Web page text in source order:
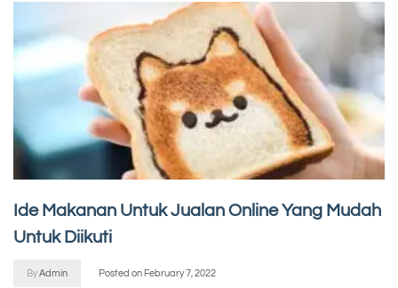
Ide Makanan Untuk Jualan Online Yang Mudah
Untuk Diikuti
ByAdmin Posted on February 7, 2022